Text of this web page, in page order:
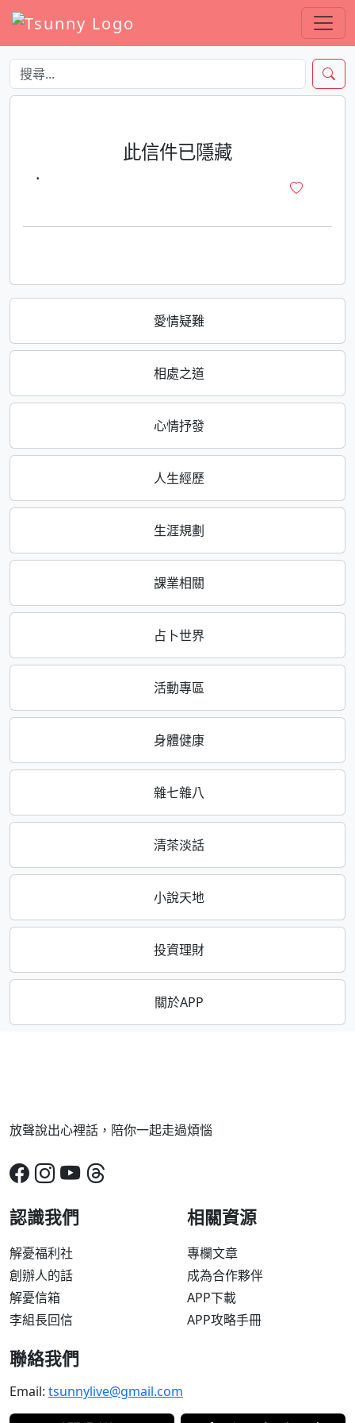
愛情疑難
相處之道
心情抒發
人生經歷
生涯規劃
課業相關
占卜世界
活動專區
身體健康
雜七雜八
清茶淡話
小說天地
投資理財
關於APP
此信件已隱藏
·
放聲說出心裡話，陪你一起走過煩惱
認識我們
解憂福利社
創辦人的話
解憂信箱
李組長回信
相關資源
專欄文章
成為合作夥伴
APP下載
APP攻略手冊
聯絡我們
Email: tsunnylive@gmail.com